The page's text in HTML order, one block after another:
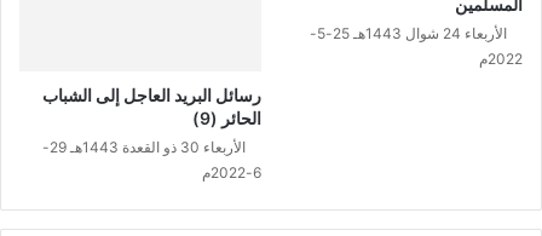
ن
ا
و
الأربعاء 24 شوال 1443هـ 25-5-
2022م
رسائل البريد العاجل إلى الشباب
الحائر (9)
الأربعاء 30 ذو القعدة 1443هـ 29-
6-2022م